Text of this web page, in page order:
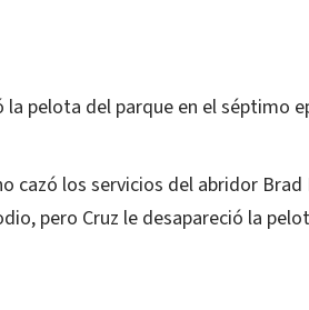
la pelota del parque en el séptimo
cazó los servicios del abridor
pero Cruz le desapareció la